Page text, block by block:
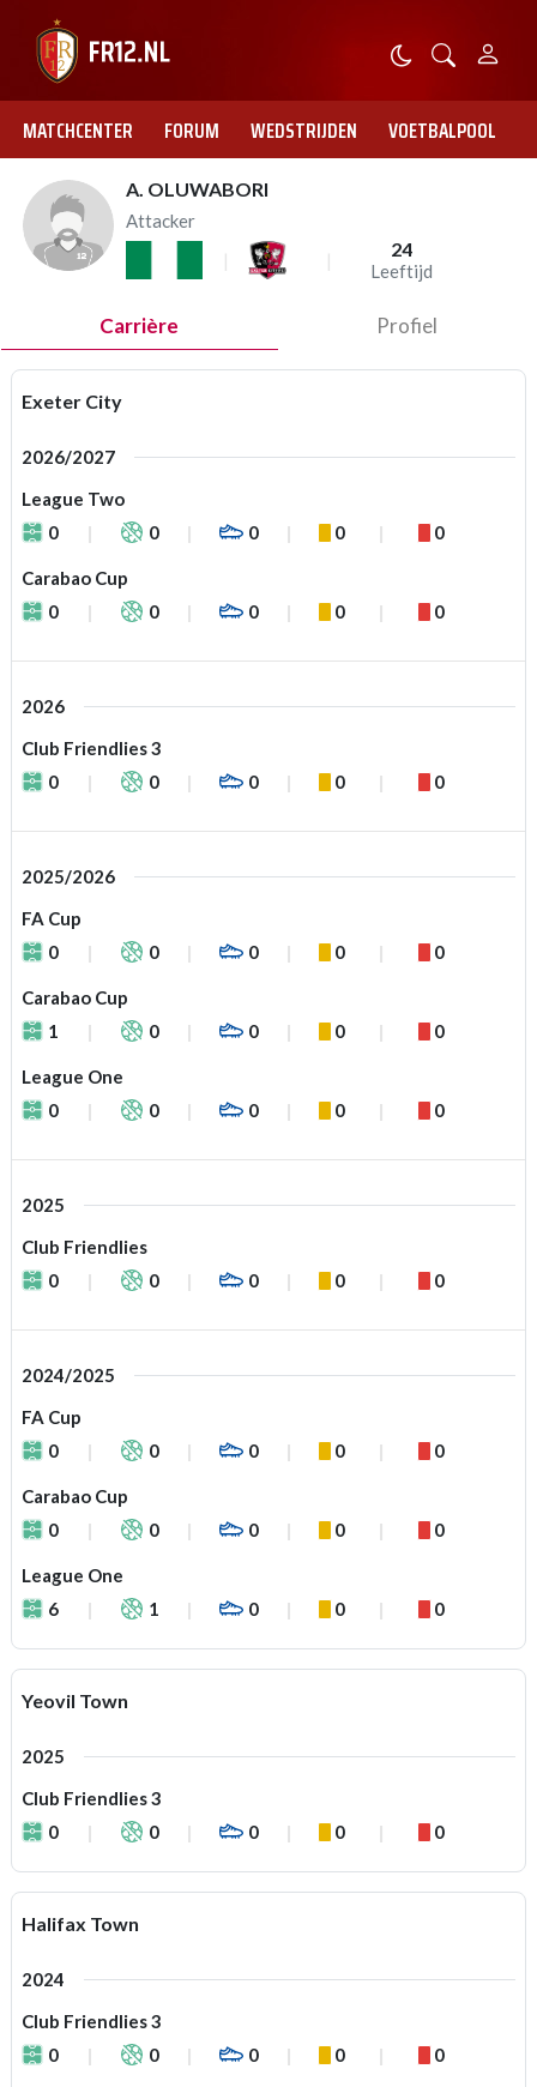
MATCHCENTER FORUM WEDSTRIJDEN VOETBALPOOL
A. OLUWABORI
Attacker
24
Leeftijd
Carrière Profiel
Exeter City
2026/2027
League Two
0
0 0 0 0
Carabao Cup
0
0 0 0 0
2026
Club Friendlies 3
0
0 0 0 0
2025/2026
FA Cup
0
0 0 0 0
Carabao Cup
1
0 0 0 0
League One
0
0 0 0 0
2025
Club Friendlies
0
0 0 0 0
2024/2025
FA Cup
0
0 0 0 0
Carabao Cup
0
0 0 0 0
League One
6
1 0 0 0
Yeovil Town
2025
Club Friendlies 3
0
0 0 0 0
Halifax Town
2024
Club Friendlies 3
0
0 0 0 0